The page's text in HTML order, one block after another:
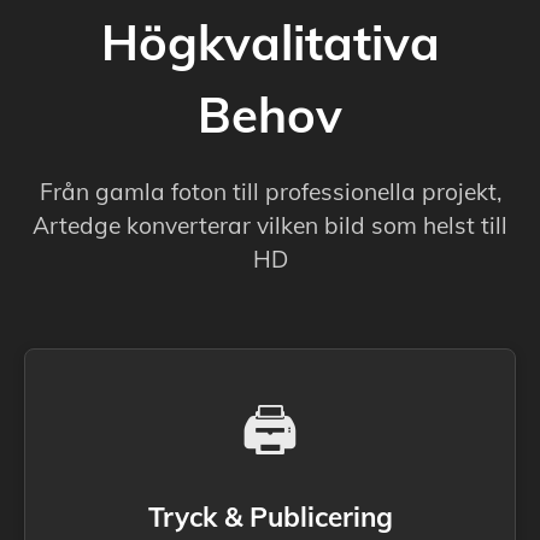
Högkvalitativa
Behov
Från gamla foton till professionella projekt,
Artedge konverterar vilken bild som helst till
HD
🖨️
Tryck & Publicering